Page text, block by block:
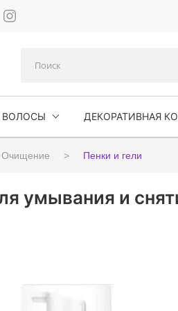
ВОЛОСЫ ДЕКОРАТИВНАЯ
Очищение Пенки и гели
умывания и